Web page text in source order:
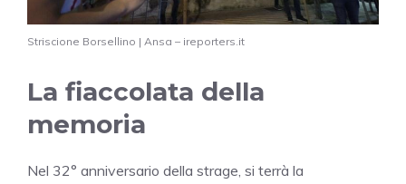
Striscione Borsellino | Ansa – ireporters.it
La fiaccolata della
memoria
Nel 32° anniversario della strage, si terrà la